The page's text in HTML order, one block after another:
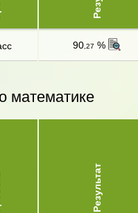
90 ,27 %
математике
Результат